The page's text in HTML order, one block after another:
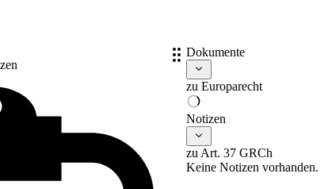
Dokumente
zu Europarecht
Notizen
zu Art. 37 GRCh
Keine Notizen vorhanden.